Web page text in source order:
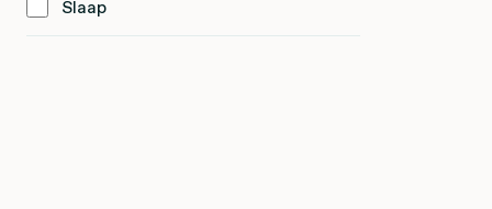
Slaap